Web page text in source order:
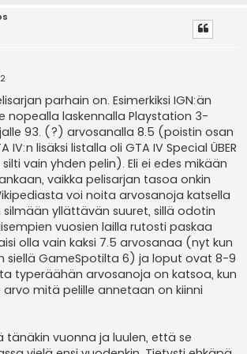
parhain on. Esimerkiksi IGN:än
nopealla laskennalla Playstation 3-
93. (?) arvosanalla 8.5 (poistin osan
IV:n lisäksi listalla oli GTA IV Special ÜBER
vain yhden pelin). Eli ei edes mikään
vaikka pelisarjan tasoa onkin
voi noita arvosanoja katsella
yllättävän suuret, sillä odotin
vuosien lailla rutosti paskaa
olla vain kaksi 7.5 arvosanaa (nyt kun
siellä GameSpotilta 6) ja loput ovat 8-9
typeräähän arvosanoja on katsoa, kun
mitä pelille annetaan on kiinni
tänäkin vuonna ja luulen, että se